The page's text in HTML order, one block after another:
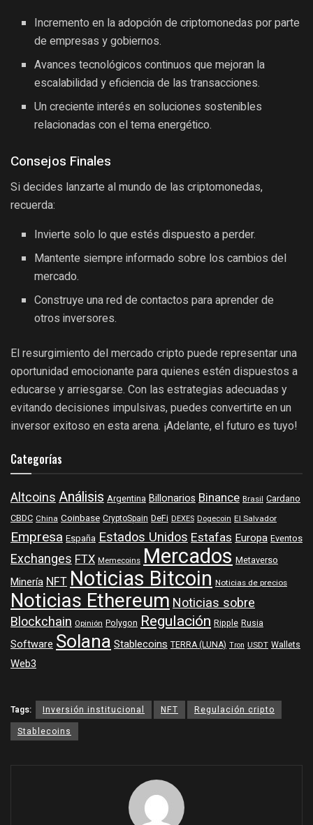
Incremento en la adopción de criptomonedas por parte
de empresas y gobiernos.
Avances tecnológicos continuos que mejoran la
escalabilidad y eficiencia de las transacciones.
Un creciente interés en soluciones sostenibles
relacionadas con el tema energético.
Consejos Finales
Si decides lanzarte al mundo de las criptomonedas,
recuerda:
Invierte solo lo que estés dispuesto a perder.
Mantente siempre informado sobre los cambios del
mercado.
Construye una red de contactos para aprender de
otros inversores.
El resurgimiento del mercado cripto puede representar una
oportunidad emocionante para quienes estén dispuestos a
educarse y arriesgarse. Con las estrategias adecuadas y
evitando decisiones impulsivas, puedes convertirte en un
inversor exitoso en esta arena. ¡Adelante, el futuro es tuyo!
Categorías
Altcoins Análisis Argentina Billonarios Binance Brasil Cardano
CBDC China Coinbase CryptoSpain DeFi DEXES Dogecoin El Salvador
Empresa España Estados Unidos Estafas Europa Eventos
Exchanges FTX Memecoins Mercados Metaverso
Minería NFTNoticias Bitcoin Noticias de precios
Noticias EthereumNoticias sobre
Blockchain Opinión Polygon Regulación Ripple Rusia
Software Solana Stablecoins TERRA (LUNA) Tron USDT Wallets
Web3
Tags: Inversión institucional NFT
Regulación cripto
Stablecoins